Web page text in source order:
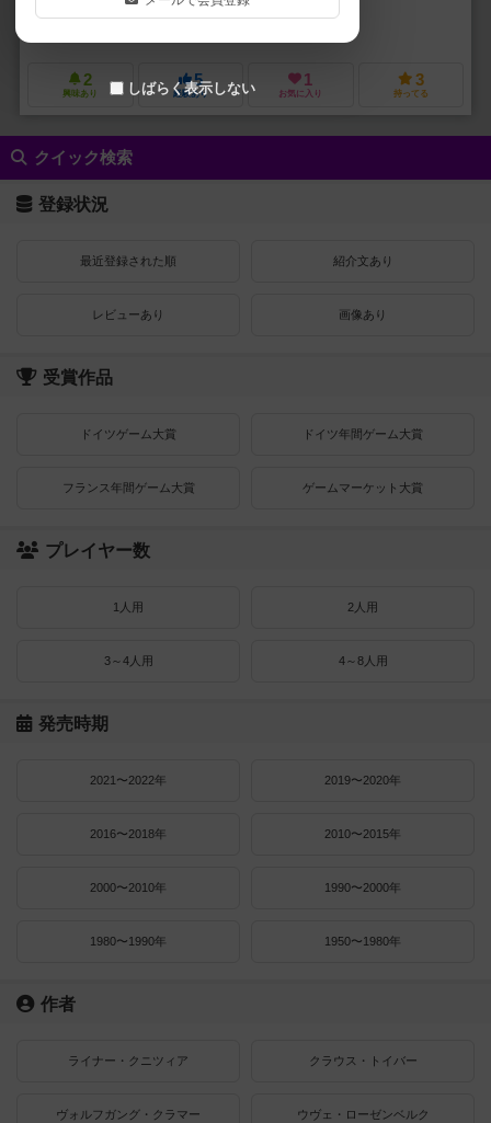
シャーロット・パン（Charlotte Pang）
2
興味あり
5
経験あり
1
お気に入り
3
持ってる
クイック検索
登録状況
最近登録された順 紹介文あり
レビューあり 画像あり
受賞作品
ドイツゲーム大賞 ドイツ年間ゲーム大賞
フランス年間ゲーム大賞 ゲームマーケット大賞
プレイヤー数
1人用 2人用
3～4人用 4～8人用
発売時期
2021〜2022年 2019〜2020年
2016〜2018年 2010〜2015年
2000〜2010年 1990〜2000年
1980〜1990年 1950〜1980年
作者
ライナー・クニツィア クラウス・トイバー
ヴォルフガング・クラマー ウヴェ・ローゼンベルク
しばらく表示しない